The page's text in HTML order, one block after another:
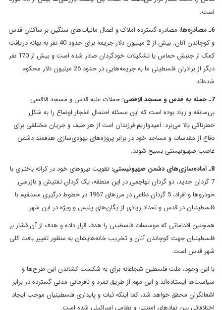
است.
6ـ مصادره‌ها:
مصادره گسترده املاک و اعمال مالیات‌های سنگین بر ساکنان قدس
و کوچاندن آنان. بیش از 2 میلیون دلار جریمه برای حدود 40 نفر به بهانه دریافت
کمک از جنبش حماس یا تشکیلات خودگردان صادر شده است و بیش از 170 نفر
دیگر از برادران فلسطینی ما به جریمه‌هایی در حدود 26 میلیون دلار محکوم
شده‌اند.
7ـ حمله به قدس و مسجد الاقصی:
حملات علیه قدس و مسجد الاقصی
بی‌سابقه و زیاد بوده است که این مسئله احتمال انفجار اوضاع را به شکل
خطرناکی بالا می‌برد. امیدواریم فرزندان امت از هر طیف و جریان مختلفی برای
دفاع از مقدسات و مساجد خود در برابر پروژه‌های یهودی‌سازی هدفمند دشمن
غاصب صهیونیستی بسیج شوند.
8ـ آماده‌سازی‌های دشمن صهیونیستی:
تقویت نیروهای خود در کرانه باختری با
7 گردان جدید، دو گردان تهاجمی در این منطقه، یک گردان تفتیش و بازرسی
خودروها و افراد، 5 گردان دفاعی در مرزهای 1967 در خطوط درگیری مستقیم با
فلسطینیان در قدس و تعداد زیادی از یگان‌های پلیس و ویژه در این شهر.
همچنین اقداماتی که موسسات فلسطینی را هدف قرار داده و هدف از آن فشار بر
فلسطینیان جهت کوچاندن آنان و تخریب خانه‌هایشان به منظور تغییر بافت کلی
شهر قدس است.
با این وجود، ملت فلسطین شجاعانه برای به شکست کشاندن این طرح‌ها و
سیاست‌ها ایستاده‌اند و این مهم از طریق تمرد و نافرمانی مدنی گسترده در برابر
اشغالگران محقق خواهد شد، کما اینکه ثبات و پایداری فلسطینیان موجب ایجاد
اختلافاتی بین نهادهای امنیتی و نظامی اسرائیلی شده است.